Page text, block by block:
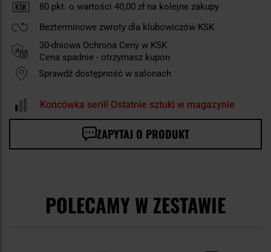
80 pkt. o wartości 40,00 zł na kolejne zakupy
Bezterminowe zwroty dla klubowiczów KSK
30-dniowa Ochrona Ceny w KSK
Cena spadnie - otrzymasz kupon
Sprawdź dostępność w salonach
Końcówka serii! Ostatnie sztuki w magazynie
ZAPYTAJ O PRODUKT
POLECAMY W ZESTAWIE